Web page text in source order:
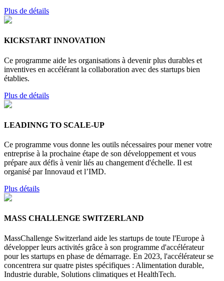
Plus de détails
KICKSTART INNOVATION
Ce programme aide les organisations à devenir plus durables et
inventives en accélérant la collaboration avec des startups bien
établies.
Plus de détails
LEADINNG TO SCALE-UP
Ce programme vous donne les outils nécessaires pour mener votre
entreprise à la prochaine étape de son développement et vous
prépare aux défis à venir liés au changement d'échelle. Il est
organisé par Innovaud et l’IMD.
Plus détails
MASS CHALLENGE SWITZERLAND
MassChallenge Switzerland aide les startups de toute l'Europe à
développer leurs activités grâce à son programme d'accélérateur
pour les startups en phase de démarrage. En 2023, l'accélérateur se
concentrera sur quatre pistes spécifiques : Alimentation durable,
Industrie durable, Solutions climatiques et HealthTech.